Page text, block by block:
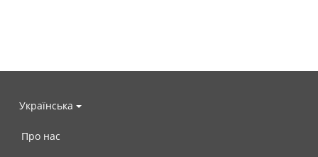
Українська
Про нас